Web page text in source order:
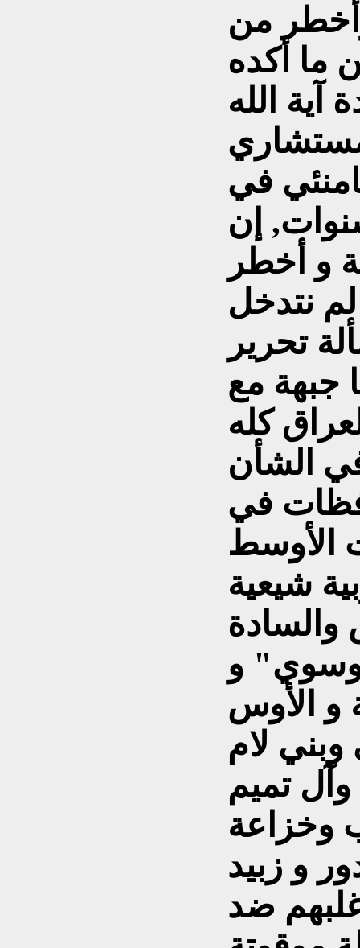
من
ما أكده
الله
في
إن
و أخطر
لم نتدخل
تحرير
جبهة مع
كله
الشأن
في
الأوسط
شيعية
والسادة
و
و الأوس
لام
تميم
وخزاعة
و زبيد
ضد